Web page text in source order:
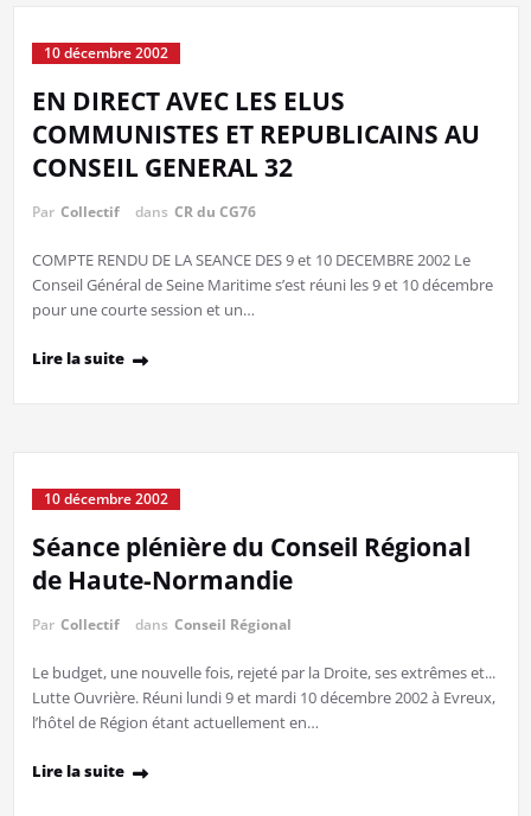
10 décembre 2002
EN DIRECT AVEC LES ELUS
COMMUNISTES ET REPUBLICAINS AU
CONSEIL GENERAL 32
Par Collectif dans CR du CG76
COMPTE RENDU DE LA SEANCE DES 9 et 10 DECEMBRE 2002 Le
Conseil Général de Seine Maritime s’est réuni les 9 et 10 décembre
pour une courte session et un…
Lire la suite
10 décembre 2002
Séance plénière du Conseil Régional
de Haute-Normandie
Par Collectif dans Conseil Régional
Le budget, une nouvelle fois, rejeté par la Droite, ses extrêmes et...
Lutte Ouvrière. Réuni lundi 9 et mardi 10 décembre 2002 à Evreux,
l’hôtel de Région étant actuellement en…
Lire la suite